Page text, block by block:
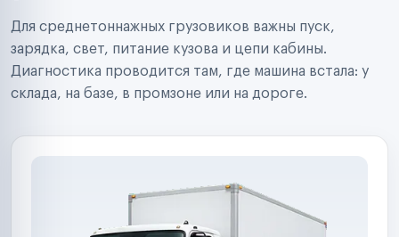
Аренда спецтехники
Ремонт спецтехники
Ритейл-сети
Управляющие компании
Страховые компании
Для среднетоннажных грузовиков важны пуск,
зарядка, свет, питание кузова и цепи кабины.
Диагностика проводится там, где машина встала: у
склада, на базе, в промзоне или на дороге.